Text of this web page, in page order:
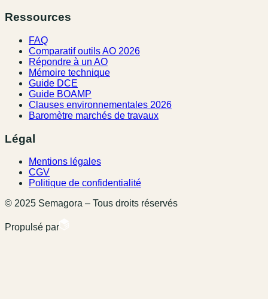
Ressources
FAQ
Comparatif outils AO 2026
Répondre à un AO
Mémoire technique
Guide DCE
Guide BOAMP
Clauses environnementales 2026
Baromètre marchés de travaux
Légal
Mentions légales
CGV
Politique de confidentialité
© 2025 Semagora – Tous droits réservés
Propulsé par